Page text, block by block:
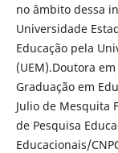
no âmbito dessa
Universidade
Educação pela
(UEM).Doutora
Graduação em
Julio de Mesquita
de Pesquisa
Educacionais/